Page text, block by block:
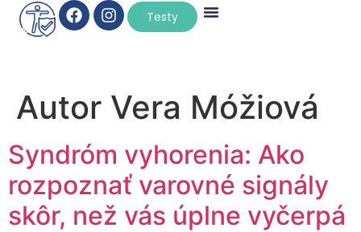
Testy
Autor Vera Móžiová
Syndróm vyhorenia: Ako
rozpoznať varovné signály
skôr, než vás úplne vyčerpá